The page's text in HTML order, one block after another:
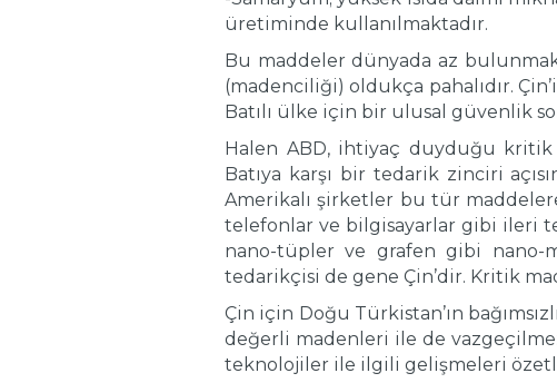
üretiminde kullanılmaktadır.
Bu maddeler dünyada az
(madenciliği) oldukça pahalıdır.
Batılı ülke için bir ulusal güvenlik
Halen ABD, ihtiyaç duyduğu kritik
Batıya karşı bir tedarik zinciri
Amerikalı şirketler bu tür
telefonlar ve bilgisayarlar gibi ileri
nano-tüpler ve grafen gibi nano-
tedarikçisi de gene Çin’dir. Kritik
Çin için Doğu Türkistan’ın
değerli madenleri ile de
teknolojiler ile ilgili gelişmeleri